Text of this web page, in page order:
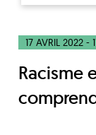
17 AVRIL 2022 -
Racisme et fascisation en France :